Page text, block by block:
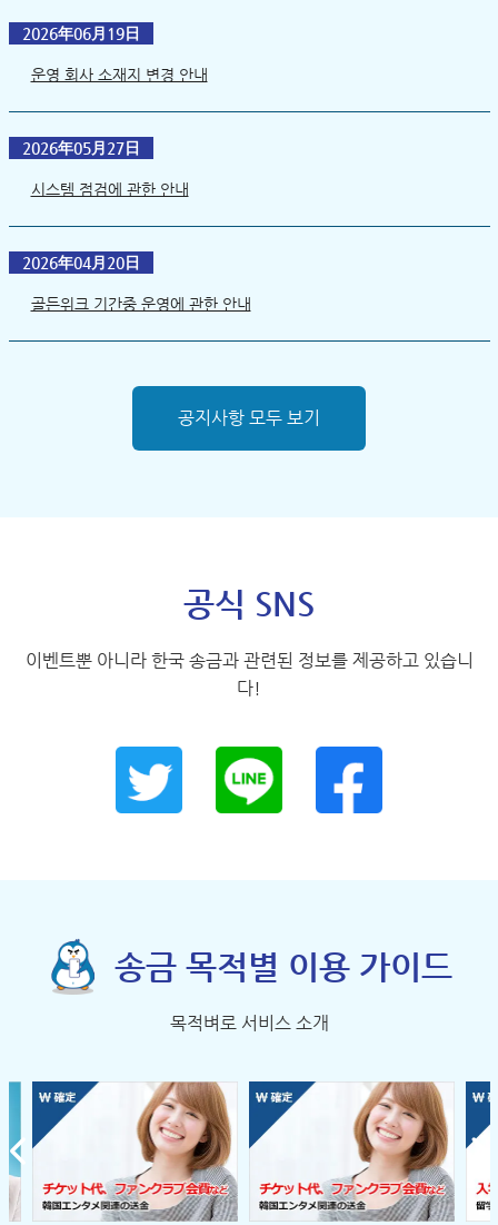
2026年06月19日
운영 회사 소재지 변경 안내
2026年05月27日
시스템 점검에 관한 안내
2026年04月20日
골든위크 기간중 운영에 관한 안내
공지사항 모두 보기
공식 SNS
이벤트뿐 아니라 한국 송금과 관련된 정보를 제공하고 있습니
다!
송금 목적별 이용 가이드
목적벼로 서비스 소개